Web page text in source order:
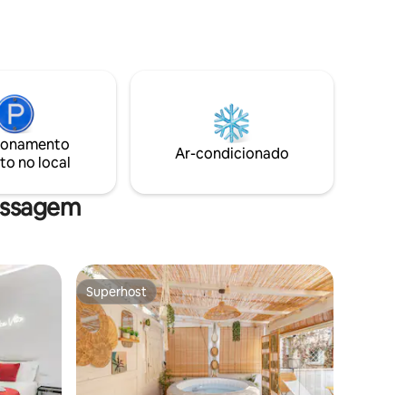
vapor,
·
andar,
de bioetanol, acesso Wi-Fi, ar
condicionado. A cozinha é completa com
fogão de indução, geladeira, máquina de
lavar louça, forno, máquina de lavar
no local
Ar-condicionado
Superhost
Superhost